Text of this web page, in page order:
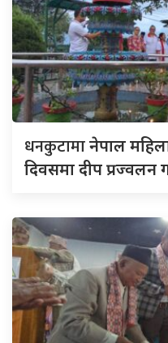
धनकुटामानेपाल
दिवसमा दीप प्रज्वलन